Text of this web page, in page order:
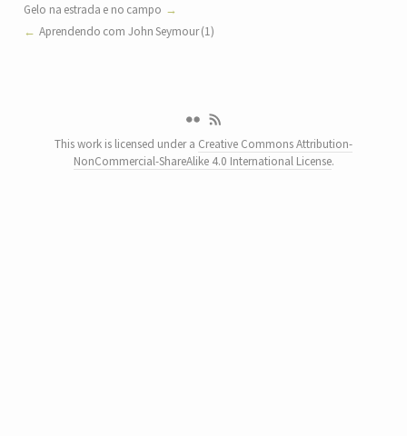
Gelo na estrada e no campo
Aprendendo com John Seymour (1)
This work is licensed under a Creative Commons Attribution-
NonCommercial-ShareAlike 4.0 International License.